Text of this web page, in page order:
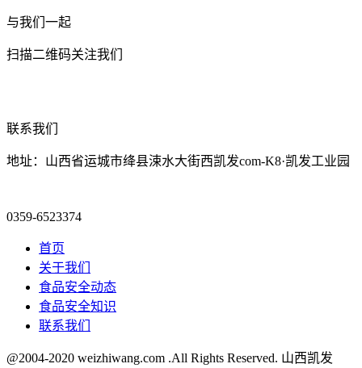
与我们一起
扫描二维码关注我们
联系我们
地址：山西省运城市绛县涑水大街西凯发com-K8·凯发工业园
0359-6523374
首页
关于我们
食品安全动态
食品安全知识
联系我们
@2004-2020 weizhiwang.com .All Rights Reserved. 山西凯发